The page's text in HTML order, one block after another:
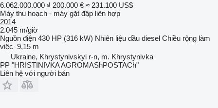
6.062.000.000 ₫ 200.000 € ≈ 231.100 US$
Máy thu hoạch - máy gặt đập liên hợp
2014
2.045 m/giờ
Nguồn điện 430 HP (316 kW) Nhiên liệu dầu diesel Chiều rộng làm
việc 9,15 m
Ukraine, Khrystynivskyi r-n, m. Khrystynivka
PP "HRISTINIVKA AGROMAShPOSTACh"
Liên hệ với người bán